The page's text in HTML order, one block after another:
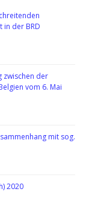
der BRD
zwischen der
vom 6. Mai
mit sog.
2020